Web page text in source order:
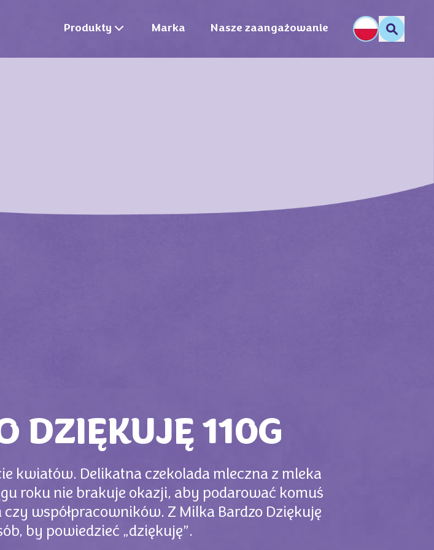
Produkty Marka Nasze zaangażowanie
DZIĘKUJĘ 110G
kwiatów. Delikatna czekolada mleczna z mleka
roku nie brakuje okazji, aby podarować komuś
współpracowników. Z Milka Bardzo Dziękuję
by powiedzieć „dziękuję”.